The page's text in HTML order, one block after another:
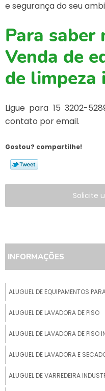
e segurança do seu
Para saber
Venda de
de
Ligue para 15 3202-
contato por email.
Gostou? compartilhe!
Solicite
INFORMAÇÕES
ALUGUEL DE EQUIPAMENTOS
ALUGUEL DE LAVADORA DE PISO
ALUGUEL DE LAVADORA DE PISO
ALUGUEL DE LAVADORA E
ALUGUEL DE VARREDEIRA